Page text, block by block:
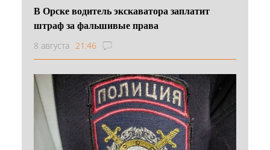
В Орске водитель экскаватора заплатит
штраф за фальшивые права
8 августа 21:46